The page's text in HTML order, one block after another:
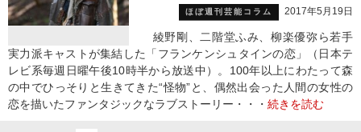
ほぼ週刊芸能コラム 2017年5月19日
綾野剛、二階堂ふみ、柳楽優弥ら若手
実力派キャストが集結した「フランケンシュタインの恋」（日本テ
レビ系毎週日曜午後10時半から放送中）。100年以上にわたって森
の中でひっそりと生きてきた“怪物”と、偶然出会った人間の女性の
恋を描いたファンタジックなラブストーリー・・・ 続きを読む